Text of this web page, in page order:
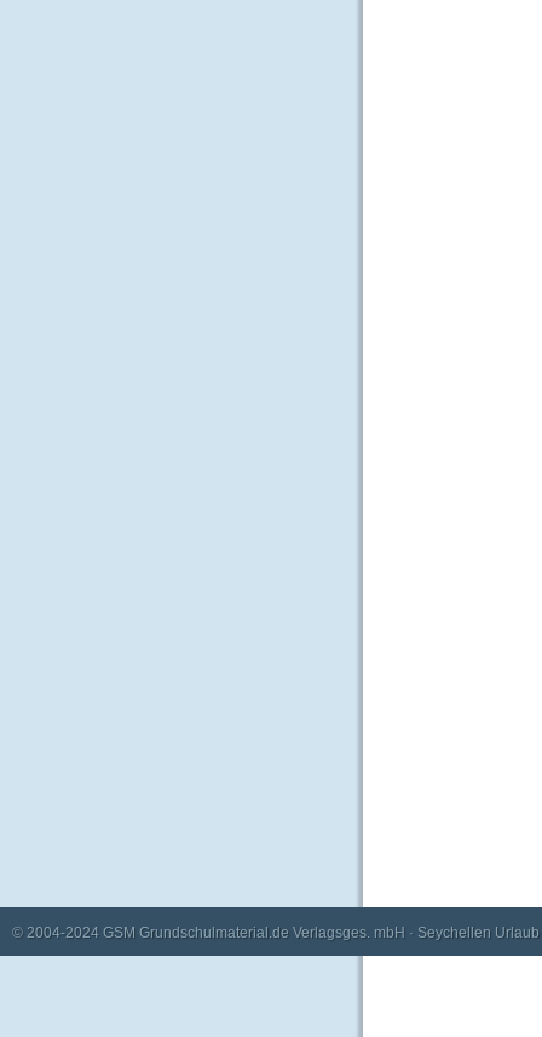
© 2004-2024 GSM Grundschulmaterial.de Verlagsges. mbH · Seychellen Urlaub